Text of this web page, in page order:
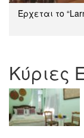
Έρχεται το
Κύριες